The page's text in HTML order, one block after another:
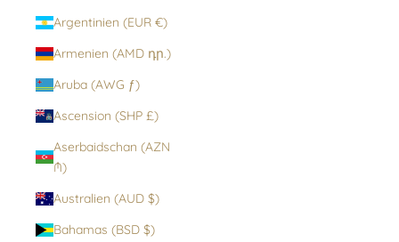
Argentinien (EUR €)
Armenien (AMD դր.)
Aruba (AWG ƒ)
Ascension (SHP £)
Aserbaidschan (AZN
₼)
Australien (AUD $)
Bahamas (BSD $)